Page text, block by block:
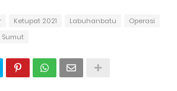
Ketupat 2021 Labuhanbatu
Operasi
Sumut